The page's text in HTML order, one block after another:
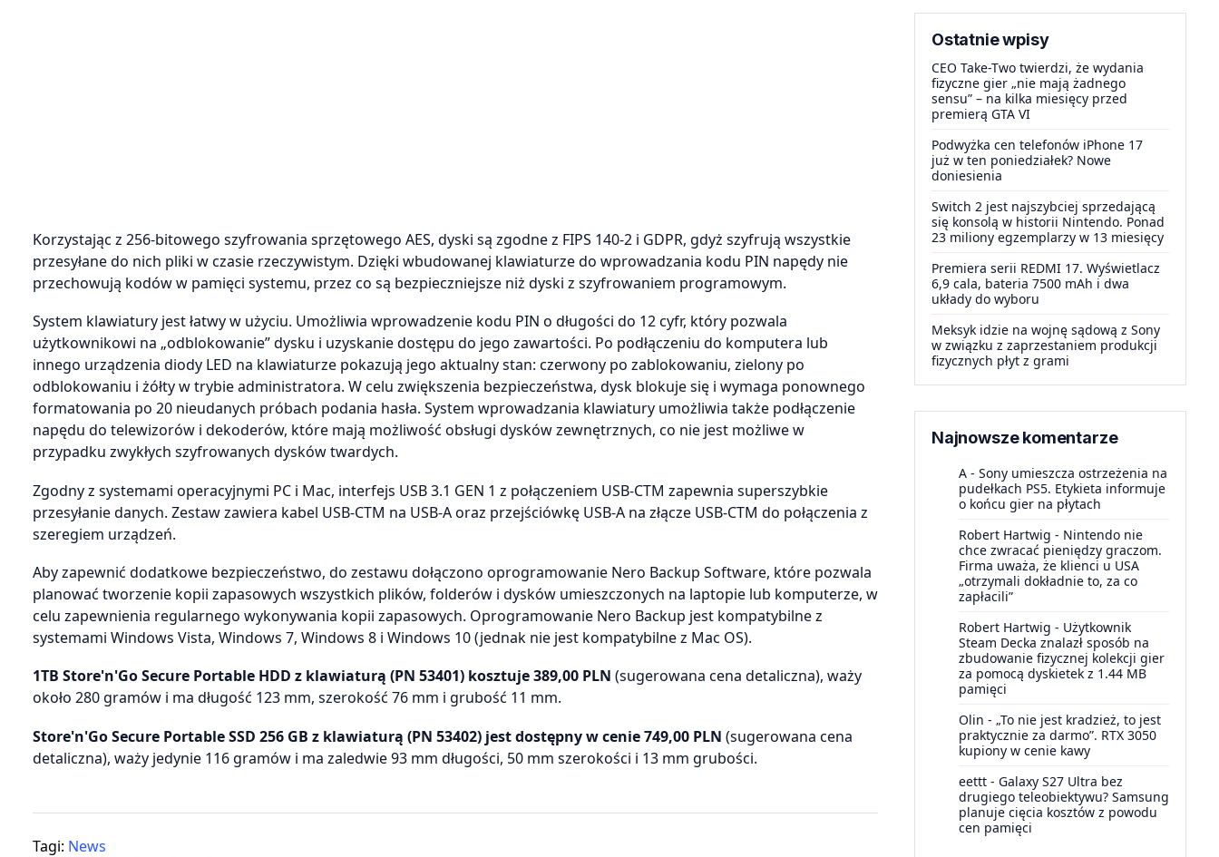
Korzystając z 256-bitowego szyfrowania sprzętowego AES, dyski są zgodne z FIPS 140-2 i GDPR, gdyż szyfrują wszystkie
przesyłane do nich pliki w czasie rzeczywistym. Dzięki wbudowanej klawiaturze do wprowadzania kodu PIN napędy nie
przechowują kodów w pamięci systemu, przez co są bezpieczniejsze niż dyski z szyfrowaniem programowym.
System klawiatury jest łatwy w użyciu. Umożliwia wprowadzenie kodu PIN o długości do 12 cyfr, który pozwala
użytkownikowi na „odblokowanie” dysku i uzyskanie dostępu do jego zawartości. Po podłączeniu do komputera lub
innego urządzenia diody LED na klawiaturze pokazują jego aktualny stan: czerwony po zablokowaniu, zielony po
odblokowaniu i żółty w trybie administratora. W celu zwiększenia bezpieczeństwa, dysk blokuje się i wymaga ponownego
formatowania po 20 nieudanych próbach podania hasła. System wprowadzania klawiatury umożliwia także podłączenie
napędu do telewizorów i dekoderów, które mają możliwość obsługi dysków zewnętrznych, co nie jest możliwe w
przypadku zwykłych szyfrowanych dysków twardych.
Zgodny z systemami operacyjnymi PC i Mac, interfejs USB 3.1 GEN 1 z połączeniem USB-CTM zapewnia superszybkie
przesyłanie danych. Zestaw zawiera kabel USB-CTM na USB-A oraz przejściówkę USB-A na złącze USB-CTM do połączenia z
szeregiem urządzeń.
Aby zapewnić dodatkowe bezpieczeństwo, do zestawu dołączono oprogramowanie Nero Backup Software, które pozwala
planować tworzenie kopii zapasowych wszystkich plików, folderów i dysków umieszczonych na laptopie lub komputerze, w
celu zapewnienia regularnego wykonywania kopii zapasowych. Oprogramowanie Nero Backup jest kompatybilne z
systemami Windows Vista, Windows 7, Windows 8 i Windows 10 (jednak nie jest kompatybilne z Mac OS).
1TB Store'n'Go Secure Portable HDD z klawiaturą (PN 53401) kosztuje 389,00 PLN (sugerowana cena detaliczna), waży
około 280 gramów i ma długość 123 mm, szerokość 76 mm i grubość 11 mm.
Store'n'Go Secure Portable SSD 256 GB z klawiaturą (PN 53402) jest dostępny w cenie 749,00 PLN (sugerowana cena
detaliczna), waży jedynie 116 gramów i ma zaledwie 93 mm długości, 50 mm szerokości i 13 mm grubości.
Tagi: News
Ostatnie wpisy
CEO Take-Two twierdzi, że wydania
fizyczne gier „nie mają żadnego
sensu” – na kilka miesięcy przed
premierą GTA VI
Podwyżka cen telefonów iPhone 17
już w ten poniedziałek? Nowe
doniesienia
Switch 2 jest najszybciej sprzedającą
się konsolą w historii Nintendo. Ponad
23 miliony egzemplarzy w 13 miesięcy
Premiera serii REDMI 17. Wyświetlacz
6,9 cala, bateria 7500 mAh i dwa
układy do wyboru
Meksyk idzie na wojnę sądową z Sony
w związku z zaprzestaniem produkcji
fizycznych płyt z grami
Najnowsze komentarze
A - Sony umieszcza ostrzeżenia na
pudełkach PS5. Etykieta informuje
o końcu gier na płytach
Robert Hartwig - Nintendo nie
chce zwracać pieniędzy graczom.
Firma uważa, że klienci u USA
„otrzymali dokładnie to, za co
zapłacili”
Robert Hartwig - Użytkownik
Steam Decka znalazł sposób na
zbudowanie fizycznej kolekcji gier
za pomocą dyskietek z 1.44 MB
pamięci
Olin - „To nie jest kradzież, to jest
praktycznie za darmo”. RTX 3050
kupiony w cenie kawy
eettt - Galaxy S27 Ultra bez
drugiego teleobiektywu? Samsung
planuje cięcia kosztów z powodu
cen pamięci